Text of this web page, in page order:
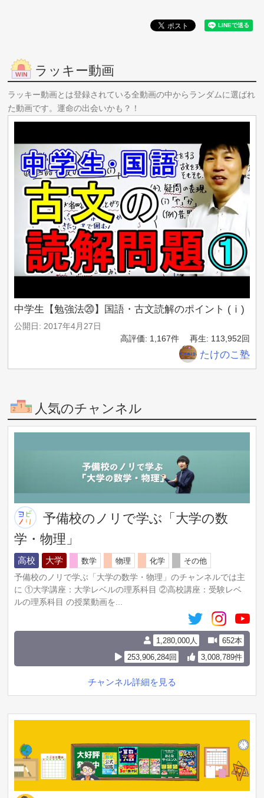
ラッキー動画
ラッキー動画とは登録されている全動画の中からランダムに選ばれ
た動画です。運命の出会いかも？！
中学生【勉強法⑳】国語・古文読解のポイント (ⅰ)
公開日: 2017年4月27日
再生: 113,952回
高評価: 1,167件
たけのこ塾
人気のチャンネル
予備校のノリで学ぶ「大学の数
学・物理」
高校 大学 数学 物理 化学
その他
予備校のノリで学ぶ「大学の数学・物理」のチャンネルでは主
に ①大学講座：大学レベルの理系科目 ②高校講座：受験レベ
ルの理系科目 の授業動画を...
1,280,000人
652本
253,906,284回
3,008,789件
チャンネル詳細を見る